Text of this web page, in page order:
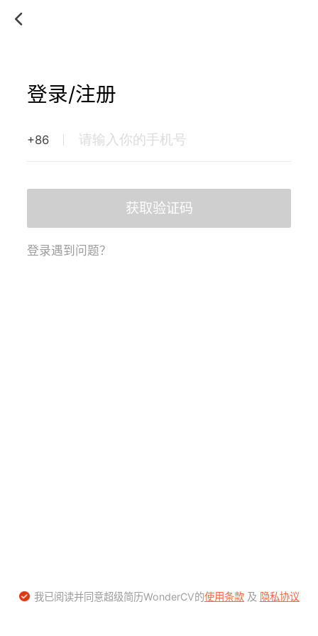
登录/注册
+86
获取验证码
登录遇到问题？
我已阅读并同意超级简历WonderCV的使用条款及 隐私协议